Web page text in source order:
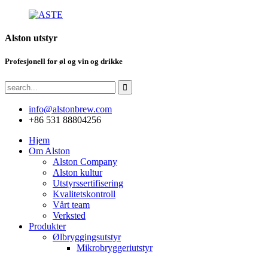
Alston utstyr
Profesjonell for øl og vin og drikke
info@alstonbrew.com
+86 531 88804256
Hjem
Om Alston
Alston Company
Alston kultur
Utstyrssertifisering
Kvalitetskontroll
Vårt team
Verksted
Produkter
Ølbryggingsutstyr
Mikrobryggeriutstyr